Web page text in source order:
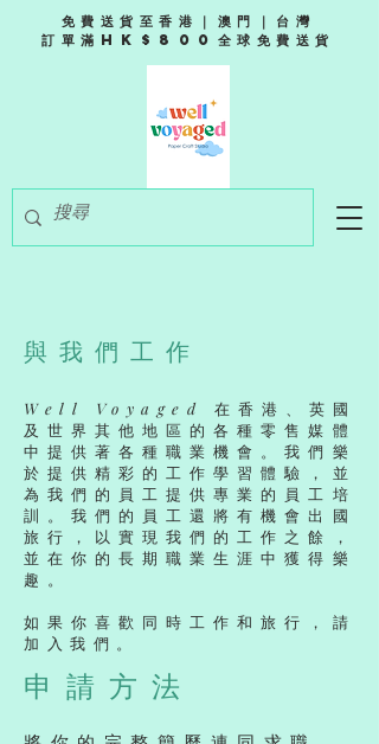
免費送貨至香港｜澳門｜台灣
訂單滿HK$800全球免費送貨
​與我們工作
Well Voyaged在香港、英國
及世界其他地區的各種零售媒體
中提供著各種職業機會。我們樂
於提供精彩的工作學習體驗，並
為我們的員工提供專業的員工培
訓。我們的員工還將有機會出國
旅行，以實現我們的工作之餘，
並在你的長期職業生涯中獲得樂
趣。
如果你喜歡同時工作和旅行，請
加入我們。
申請方法